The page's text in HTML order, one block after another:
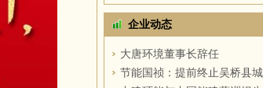
企业动态
大唐环境董事长辞任